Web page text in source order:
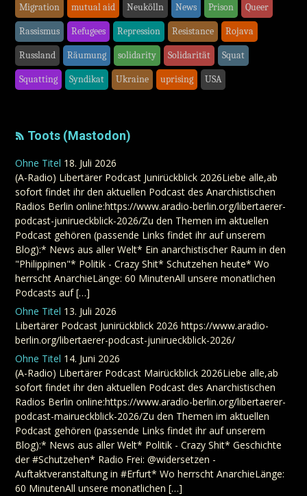
Migration mutual aid Neukölln News Prison Queer
Rassismus Refugees Repression Resistance Rojava
Russland Räumung solidarity Solidarität Squat
Squatting Syndikat Ukraine uprising USA
Toots (Mastodon)
Ohne Titel 18. Juli 2026
(A-Radio) Libertärer Podcast Junirückblick 2026Liebe alle,ab
sofort findet ihr den aktuellen Podcast des Anarchistischen
Radios Berlin online:https://www.aradio-berlin.org/libertaerer-
podcast-junirueckblick-2026/Zu den Themen im aktuellen
Podcast gehören (passende Links findet ihr auf unserem
Blog):* News aus aller Welt* Ein anarchistischer Raum in den
"Philippinen"* Politik - Crazy Shit* Schutzehen heute* Wo
herrscht AnarchieLänge: 60 MinutenAll unsere monatlichen
Podcasts auf […]
Ohne Titel 13. Juli 2026
Libertärer Podcast Junirückblick 2026 https://www.aradio-
berlin.org/libertaerer-podcast-junirueckblick-2026/
Ohne Titel 14. Juni 2026
(A-Radio) Libertärer Podcast Mairückblick 2026Liebe alle,ab
sofort findet ihr den aktuellen Podcast des Anarchistischen
Radios Berlin online:https://www.aradio-berlin.org/libertaerer-
podcast-mairueckblick-2026/Zu den Themen im aktuellen
Podcast gehören (passende Links findet ihr auf unserem
Blog):* News aus aller Welt* Politik - Crazy Shit* Geschichte
der #Schutzehen* Radio Frei: @widersetzen -
Auftaktveranstaltung in #Erfurt* Wo herrscht AnarchieLänge:
60 MinutenAll unsere monatlichen […]